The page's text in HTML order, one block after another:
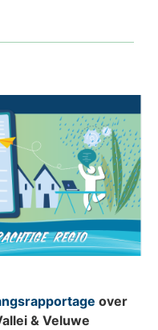
over
& Veluwe